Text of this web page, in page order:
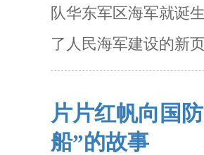
队华东军区海军就诞
了人民海军建设的新
片片红帆向国
船”的故事